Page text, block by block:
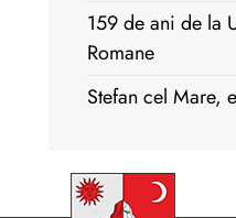
159 de ani de la
Romane
Stefan cel Mare,